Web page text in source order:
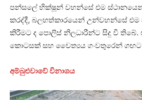
පන්සලේ භික්ෂූන් වහන්සේ එම
කරද්දී, බලහත්කාරයෙන් උන්වහන්සේ එම
කිරීමට ද පොලිස් නිලධාරීන්ට සිදු වී තිබේ.
කොටසක් සහ චෛත්‍යය ගංවතුරෙන්
අම්බුළුවාවේ විනාශය